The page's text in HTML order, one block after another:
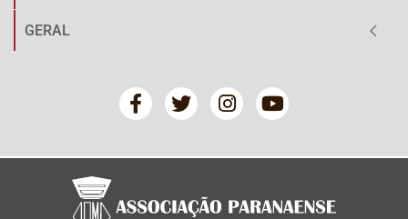
GERAL